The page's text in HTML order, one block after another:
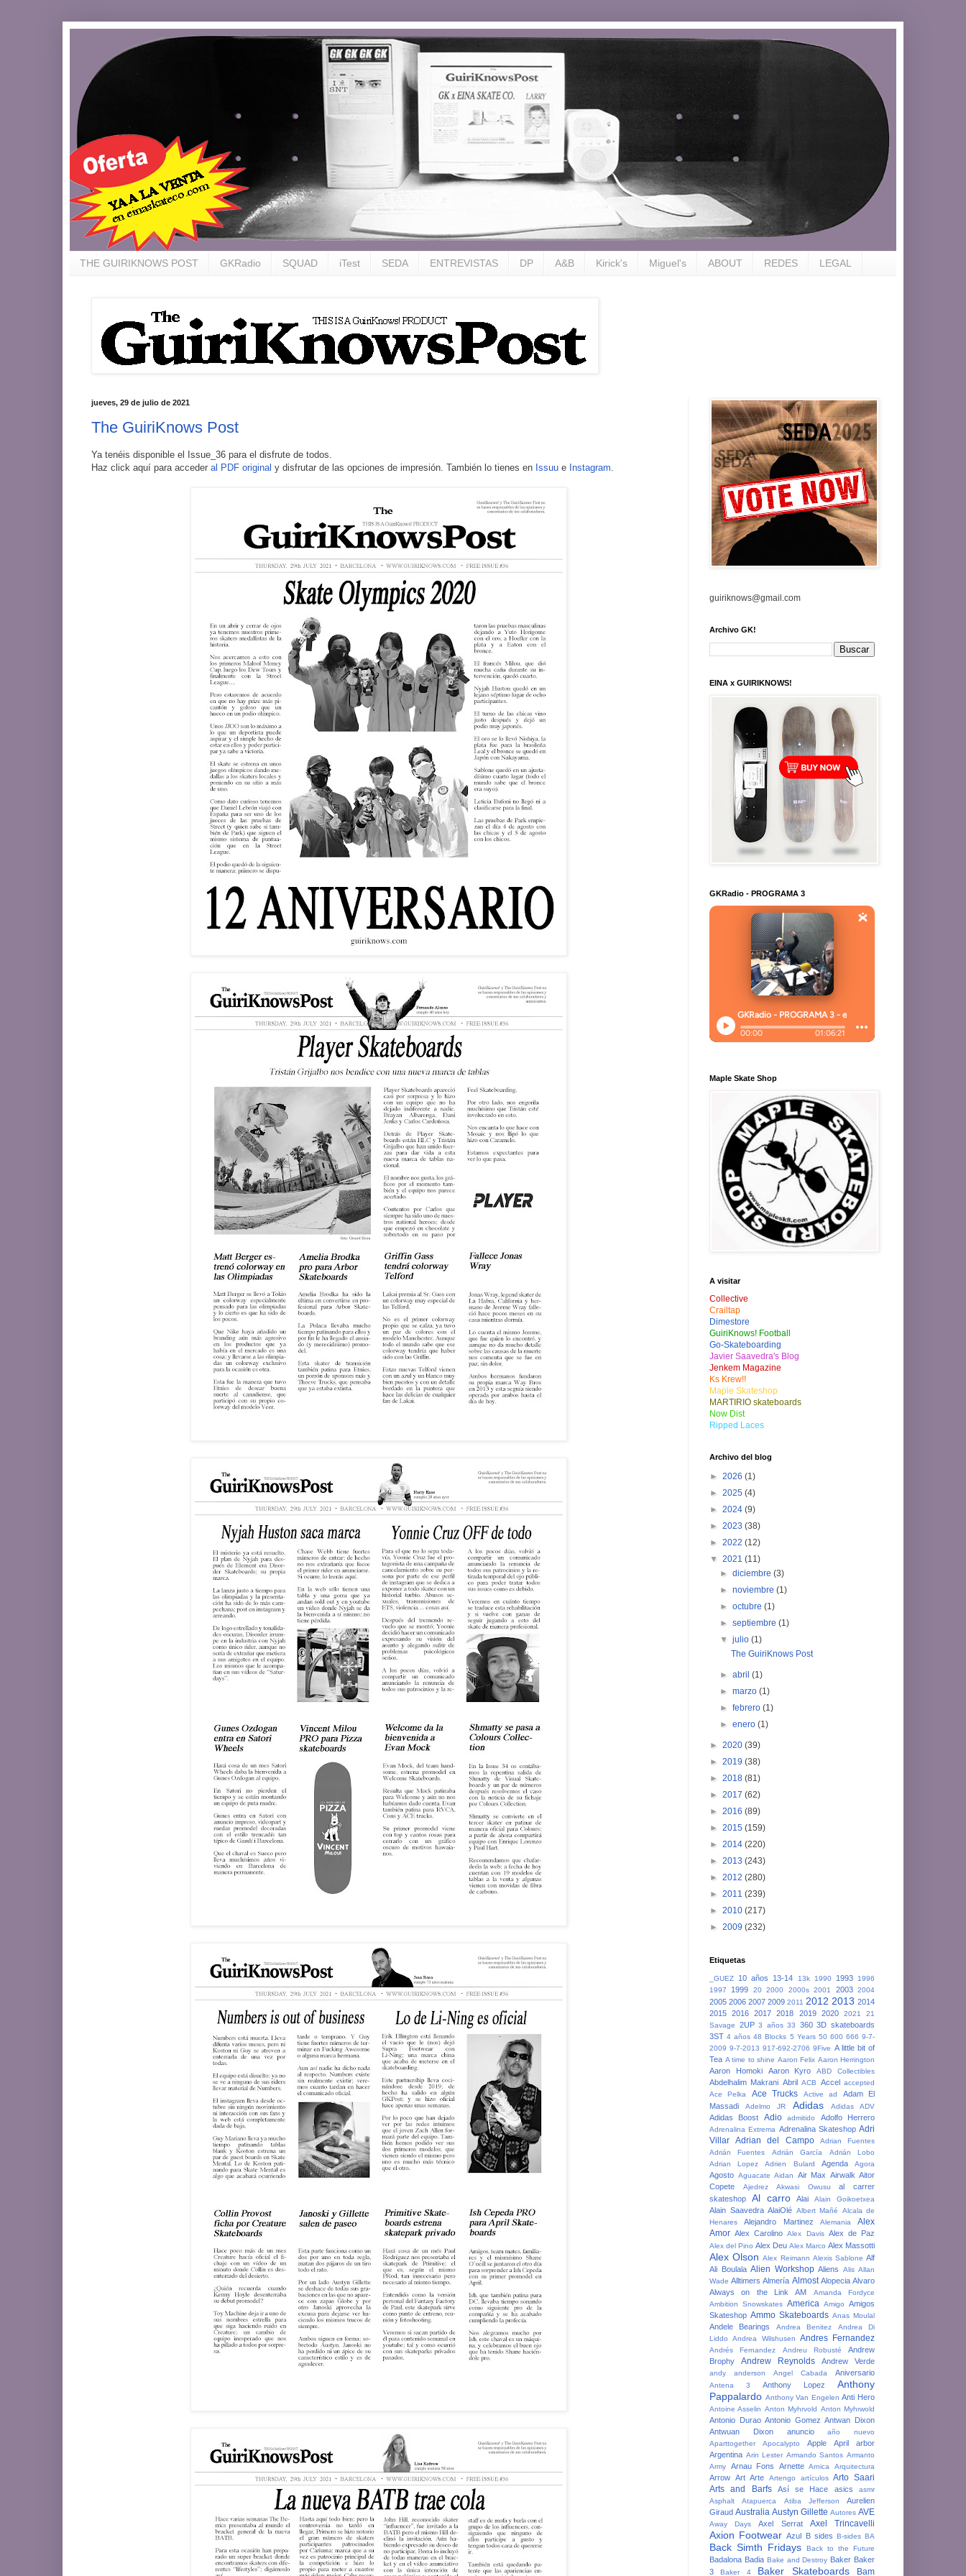
THE GUIRIKNOWS POST GKRadio SQUAD iTest SEDA ENTREVISTAS DP A&B Kirick's Miguel's ABOUT REDES LEGAL
jueves, 29 de julio de 2021
The GuiriKnows Post
Ya tenéis disponible el Issue_36 para el disfrute de todos.
Haz click aquí para acceder al PDF original y disfrutar de las opciones de impresión. También lo tienes en Issuu e Instagram.
guiriknows@gmail.com
Archivo GK!
EINA x GUIRIKNOWS!
GKRadio - PROGRAMA 3
Maple Skate Shop
A visitar
Collective
Crailtap
Dimestore
GuiriKnows! Football
Go-Skateboarding
Javier Saavedra's Blog
Jenkem Magazine
Ks Krew!!
Maple Skateshop
MARTIRIO skateboards
Now Dist
Ripped Laces
Archivo del blog
► 2026 (1)
► 2025 (4)
► 2024 (9)
► 2023 (38)
► 2022 (12)
▼ 2021 (11)
►diciembre(3)
►noviembre(1)
►octubre(1)
►septiembre(1)
▼julio(1)
The GuiriKnows Post
►abril(1)
►marzo(1)
►febrero(1)
►enero(1)
► 2020 (39)
► 2019 (38)
► 2018 (81)
► 2017 (62)
► 2016 (89)
► 2015 (159)
► 2014 (220)
► 2013 (243)
► 2012 (280)
► 2011 (239)
► 2010 (217)
► 2009 (232)
Etiquetas
_GUEZ 10 años 13-14 13k 1990 1993
1996
1997
1999 20 2000 2000s 2001 2003 2004
2005 2006 2007 2009 2011 2012 2013 2014
2015 2016 2017 2018 2019 2020 2021
21
Savage
2UP 3 años 33 360 3D skateboards
3ST 4 años 48 Blocks 5 Years 50 600 666 9-7-
2009 9-7-2013 917-692-2706 9Five A little bit of
Tea A time to shine Aaron Felix Aaron Herrington
Aaron Homoki Aaron Kyro ABD Collectibles
Abdelhalim Makrani Abril ACB Accel accepted
Ace Pelka
Ace Trucks Active ad
Adam El
Massadi
Adelmo JR Adidas Adidas ADV
Adidas Boost Adio admitido Adolfo Herrero
Adrenalina Extrema Adrenalina Skateshop Adri
Villar Adrian del Campo
Adrian Fuentes
Adrián Fuentes
Adrián García
Adrián Lobo
Adrian Lopez
Adrien Bulard Agenda Agora
Agosto Aguacate Aidan Air Max Airwalk Aitor
Copete
Ajedrez Akwasi Owusu
al carrer
skateshop
Al carro Alai Alain Goikoetxea
Alain Saavedra AlaiOlé Albert Mañé
Alcala de
Henares
Alejandro Martinez Alemania
Alex
Amor Alex Carolino Alex Davis Alex de Paz
Alex del Pino Alex Deu Alex Marco Alex Massotti
Alex Olson Alex Reimann Alexis Sablone Alf
Ali Boulala Alien Workshop Aliens Alis Allan
Wade Alltimers Almería Almost Alopecia Alvaro
Always on the Link
AM
Amanda Fordyce
Ambition Snowskates America Amigo
Amigos
Skateshop Ammo Skateboards Anas Moulal
Andele Bearings Andrea Benitez
Andrea Di
Liddo
Andrea Wilshusen Andres Fernandez
Andrés Fernandez Andreu Robusté
Andrew
Brophy
Andrew Reynolds Andrew Verde
andy anderson Angel Cabada Aniversario
Antena 3 Anthony Lopez
Anthony
Pappalardo Anthony Van Engelen Anti Hero
Antoine Asselin Anton Myhrvold Anton Myhrwold
Antonio Durao Antonio Gomez Antwan Dixon
Antwuan Dixon
anuncio
año nuevo
Aparttogether
Apocalypto Apple April
arbor
Argentina Arin Lester Armando Santos Armanto
Army
Arnau Fons Arnette Arnica Arquitectura
Arrow Art Arte Artengo artículos
Arto Saari
Arts and Barfs
Así se Hace asics
asmr
Asphalt
Atapuerca Atiba Jefferson
Aurelien
Giraud Australia Austyn Gillette Autores AVE
Away Days Axel Serrat Axel Trincavelli
Axion Footwear Azul B sides B-sides BA
Back Simth Fridays Back to the Future
Badalona Badia Bake and Destroy Baker Baker
3
Baker 4 Baker Skateboards Bam